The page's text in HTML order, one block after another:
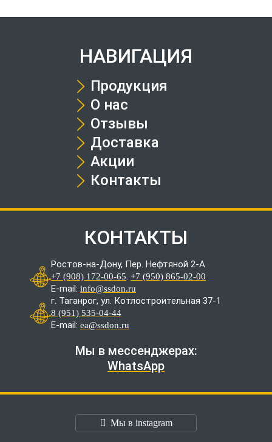
НАВИГАЦИЯ
Продукция
О нас
Отзывы
Доставка
Акции
Контакты
КОНТАКТЫ
Ростов-на-Дону, Пер. Нефтяной 2-А
+7 (908) 172-00-65. +7 (950) 865-02-00
E-mail: info@ssdon.ru
г. Таганрог, ул. Котлостроительная 37-1
8 (951) 535-04-44
E-mail: ea@ssdon.ru
Мы в мессенджерах:
WhatsApp
Мы в instagram